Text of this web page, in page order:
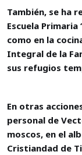
También, se ha
Escuela Primaria
como en la
Integral de la
sus refugios
En otras
personal de
moscos, en el
Cristiandad de